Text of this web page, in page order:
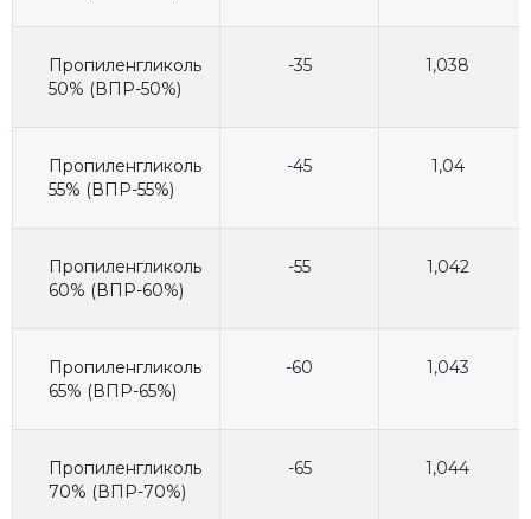
Пропиленгликоль
50% (ВПР-50%)
-35 1,038
Пропиленгликоль
55% (ВПР-55%)
-45 1,04
Пропиленгликоль
60% (ВПР-60%)
-55 1,042
Пропиленгликоль
65% (ВПР-65%)
-60 1,043
Пропиленгликоль
70% (ВПР-70%)
-65 1,044